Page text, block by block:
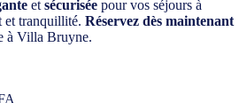
et sécurisée pour vos séjours à
et tranquillité. Réservez dès maintenant
à Villa Bruyne.